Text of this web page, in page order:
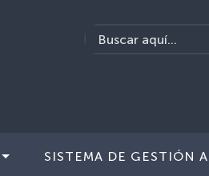
SISTEMA DE GESTIÓN